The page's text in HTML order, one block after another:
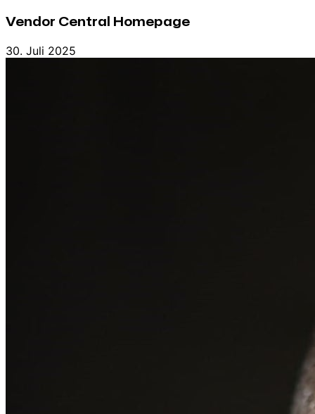
Vendor Central Homepage
30. Juli 2025